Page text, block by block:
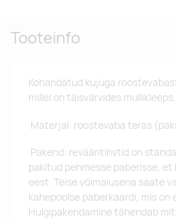
Tooteinfo
Kohandatud kujuga
millel on täisvärvides mullikleeps.
Materjal: roostevaba teras
Pakend: revääritihvtid on
pakitud pehmesse paberisse,
eest. Teise võimalusena saate
kahepoolse paberkaardi, mis on
Hulgipakendamine tähendab